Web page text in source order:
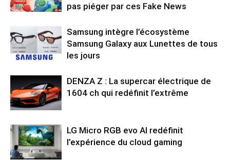
pas piéger par ces Fake News
Samsung intègre l’écosystème
Samsung Galaxy aux Lunettes de tous
les jours
DENZA Z : La supercar électrique de
1604 ch qui redéfinit l’extrême
LG Micro RGB evo AI redéfinit
l’expérience du cloud gaming